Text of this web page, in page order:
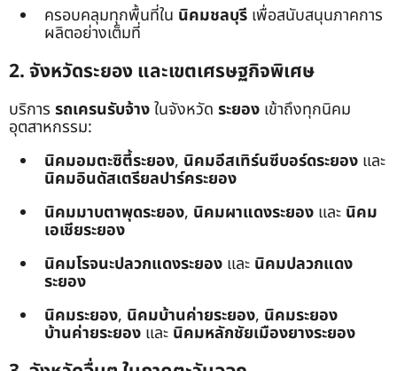
ครอบคลุมทุกพื้นที่ใน นิคมชลบุรี เพื่อสนับสนุนภาคการ
ผลิตอย่างเต็มที่
2. จังหวัดระยอง และเขตเศรษฐกิจพิเศษ
บริการ รถเครนรับจ้างในจังหวัด ระยอง เข้าถึงทุกนิคม
อุตสาหกรรม:
นิคมอมตะซิตี้ระยอง, นิคมอีสเทิร์นซีบอร์ดระยอง และ
นิคมอินดัสเตรียลปาร์คระยอง
นิคมมาบตาพุดระยอง, นิคมผาแดงระยอง และ นิคม
เอเชียระยอง
นิคมโรจนะปลวกแดงระยอง และ นิคมปลวกแดง
ระยอง
นิคมระยอง, นิคมบ้านค่ายระยอง, นิคมระยอง
บ้านค่ายระยอง และ นิคมหลักชัยเมืองยางระยอง